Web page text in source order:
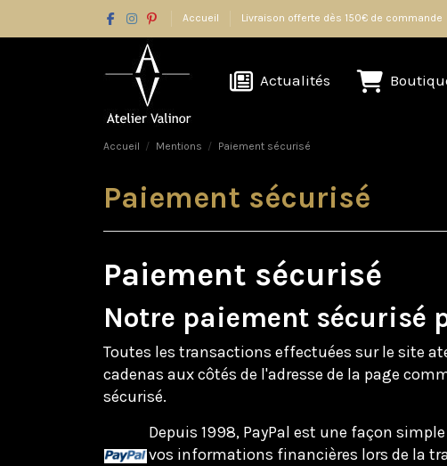
Accueil Livraison offerte dès 150€ de commande
Actualités
Accueil Mentions Paiement sécurisé
Paiement sécurisé
Paiement sécurisé
Notre paiement sécurisé
Toutes les transactions effectuées sur le site
cadenas aux côtés de l'adresse de la page
sécurisé.
Depuis 1998, PayPal est une façon
vos informations financières lors de la